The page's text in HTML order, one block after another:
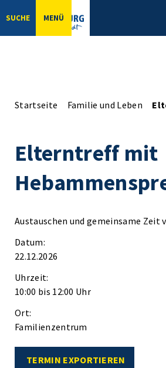
SUCHE MENÜ
Startseite Familie und Leben
Elterntreff mit
Austauschen und gemeinsame Zeit
Datum:
22.12.2026
Uhrzeit:
10:00 bis 12:00 Uhr
Ort:
Familienzentrum
TERMIN EXPORTIEREN